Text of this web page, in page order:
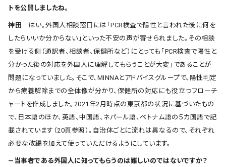
トを公開しましたね。
神田
はい。外国人相談窓口には「PCR検査で陽性と言われた後に何を
したらいいか分からない」といった不安の声が寄せられました。その相談
を受ける側（通訳者、相談者、保健所など）にとっても「PCR検査で陽性と
分かった後の対応を外国人に理解してもらうことが大変」であることが
問題になっていました。そこで、MINNAとアドバイスグループで、陽性判定
から療養解除までの全体像が分かり、保健所の対応にも役立つフローチ
ャートを作成しました。2021年2月時点の東京都の状況に基づいたもの
で、日本語のほか、英語、中国語、ネパール語、ベトナム語の５カ国語で記
載されています（20頁参照）。自治体ごとに流れは異なるので、それぞれ
必要な改編を加えて使っていただけるようにしています。
―当事者である外国人に知ってもらうのは難しいのではないですか？